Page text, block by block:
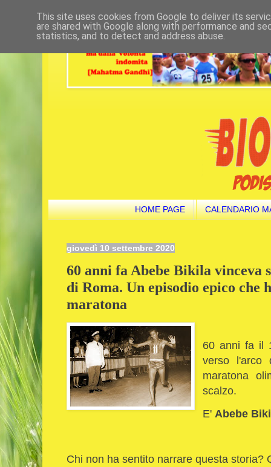
HOME PAGE CALENDARIO
giovedì 10 settembre 2020
60 anni fa Abebe Bikila vinceva
di Roma. Un episodio epico che
maratona
60 anni fa il
verso l'arco
maratona
scalzo.
E' Abebe
Chi non ha sentito narrare questa storia?
This site uses cookies from Google to deliver its
are shared with Google along with performance and
statistics, and to detect and address abuse.